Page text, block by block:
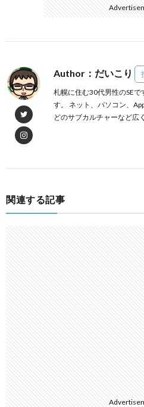
Author：だいこり
札幌に住む30代男性のSE
す。 ネット、パソコン、
どのサブカルチャーなど広
関連する記事